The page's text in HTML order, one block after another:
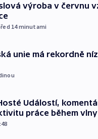
výroba v červnu
14minutami
unie má rekordně
Událostí,
práce během